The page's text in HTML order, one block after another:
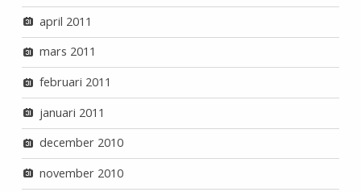
april 2011
mars 2011
februari 2011
januari 2011
december 2010
november 2010